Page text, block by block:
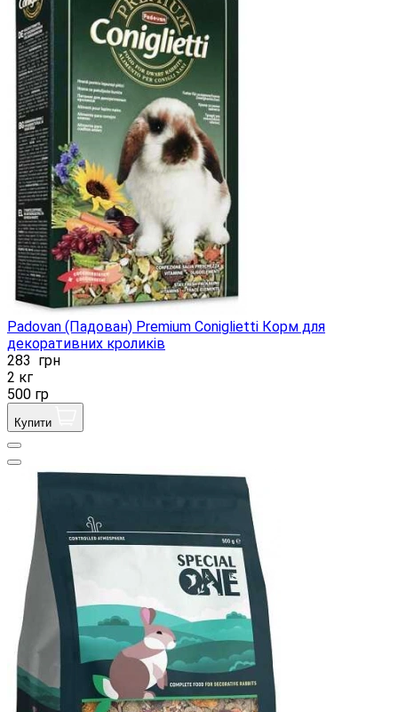
Padovan (Падован) Premium Coniglietti Корм ​​для
декоративних кроликів
283 грн
2 кг
500 гр
Купити